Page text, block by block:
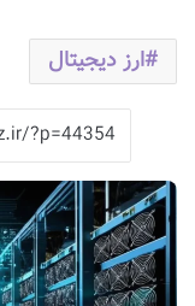
ارز دیجیتال